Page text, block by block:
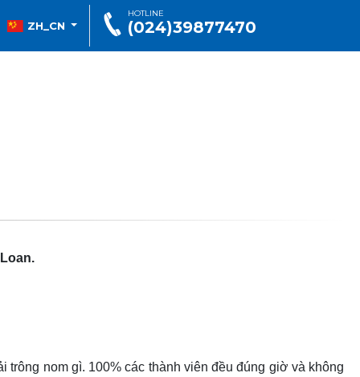
ZH_CN
HOTLINE
(024)39877470
nom gì. 100% các thành viên đều đúng giờ và không